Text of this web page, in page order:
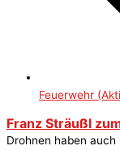
Feuerwehr
Franz Sträußl
Drohnen haben